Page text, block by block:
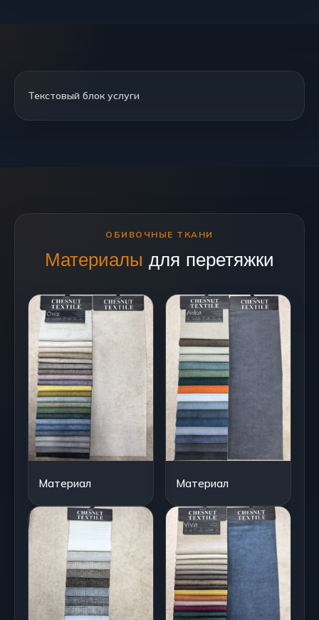
Текстовый блок услуги
ОБИВОЧНЫЕ ТКАНИ
Материалы для перетяжки
Материал Материал